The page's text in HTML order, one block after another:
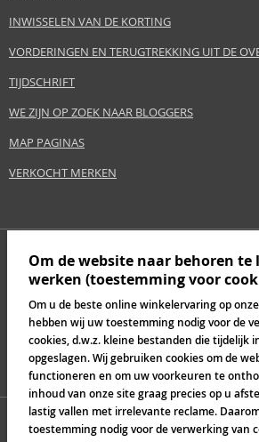
INWISSELEN VAN DE KORTING
VORDERINGEN EN TERUGTREKKING UIT DE
TIJDSCHRIFT
WE ZIJN OP ZOEK NAAR BLOGGERS
MAP PAGINAS
VERKOCHT MERKEN
Om de website naar behoren te
werken (toestemming voor
Om u de beste online winkelervaring op
hebben wij uw toestemming nodig voor de
cookies, d.w.z. kleine bestanden die tijdelijk
opgeslagen. Wij gebruiken cookies om de
functioneren en om uw voorkeuren te
inhoud van onze site graag precies op u
lastig vallen met irrelevante reclame.
toestemming nodig voor de verwerking van